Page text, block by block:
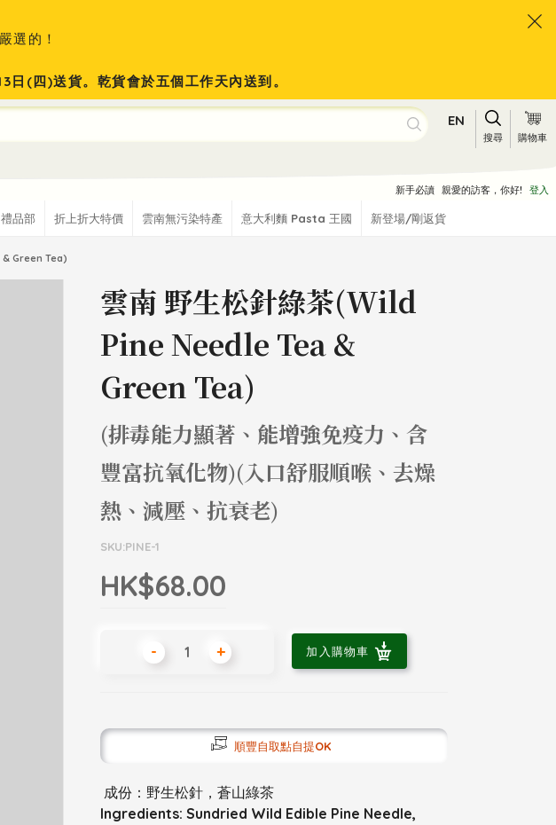
選的！
(四)送貨。乾貨會於五個工作天內送到。
EN
搜尋 購物車
新手必讀 親愛的訪客，你好! 登入
禮品部 折上折大特價 雲南無污染特產 意大利麵 Pasta 王國 新登場/剛返貨
& Green Tea)
雲南 野生松針綠茶(Wild
Pine Needle Tea &
Green Tea)
(排毒能力顯著、能增強免疫力、含
豐富抗氧化物)(入口舒服順喉、去燥
熱、減壓、抗衰老)
SKU:PINE-1
HK$68.00
- + 加入購物車
順豐自取點自提OK
成份：野生松針，蒼山綠茶
Ingredients: Sundried Wild Edible Pine Needle,